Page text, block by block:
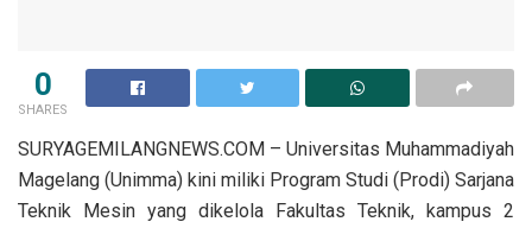
0
SHARES
SURYAGEMILANGNEWS.COM – Universitas Muhammadiyah
Magelang (Unimma) kini miliki Program Studi (Prodi) Sarjana
Teknik Mesin yang dikelola Fakultas Teknik, kampus 2